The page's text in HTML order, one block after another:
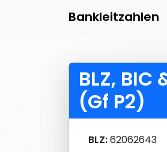
Bankleitzahlen
BLZ,
(Gf P2)
BLZ:62062643